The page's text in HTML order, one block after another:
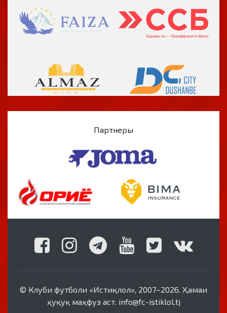
Партнеры
© Клуби футболи «Истиқлол», 2007–2026. Ҳамаи
ҳуқуқ маҳфуз аст. info@fc-istiklol.tj